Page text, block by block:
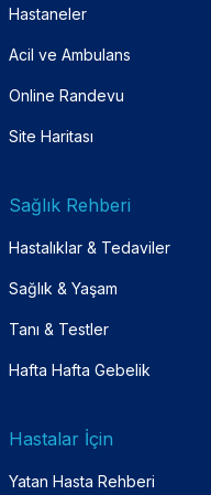
Hastaneler
Acil ve Ambulans
Online Randevu
Site Haritası
Sağlık Rehberi
Hastalıklar & Tedaviler
Sağlık & Yaşam
Tanı & Testler
Hafta Hafta Gebelik
Hastalar İçin
Yatan Hasta Rehberi